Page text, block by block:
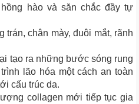
hào và săn chắc đầy tự
trán, chân mày, đuôi mắt, rãnh
tạo ra những bước sóng rung
lão hóa một cách an toàn
cấu trúc da.
collagen mới tiếp tục gia